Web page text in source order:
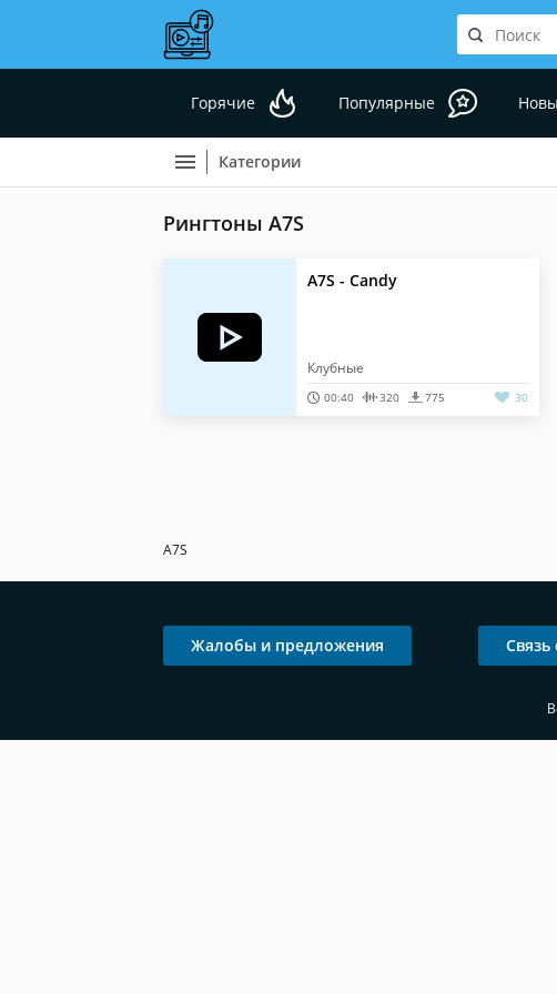
Горячие Популярные
Категории
Рингтоны A7S
A7S - Candy
Клубные
00:40 320 775 30
A7S
Жалобы и предложения Связь